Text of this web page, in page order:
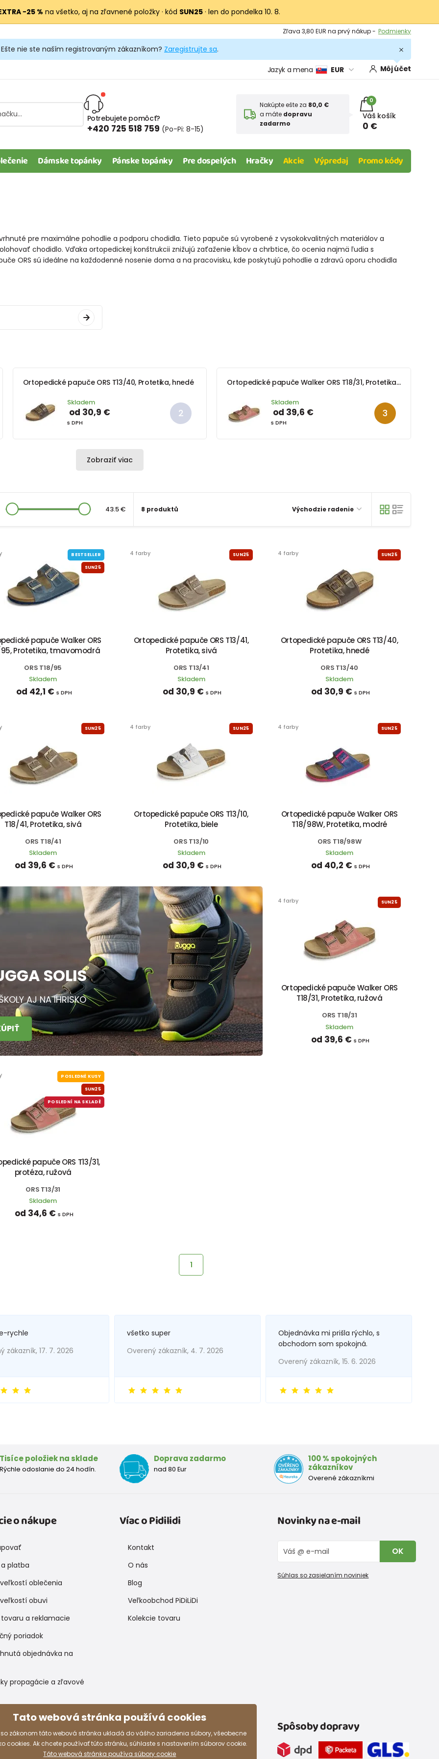
−25 % na všetko, aj na zľavnené položky · kód SUN25 · len do pondelka 10. 8.
Výmena a vrátenie tovaru - Zobraziť
Podmienky
Ešte nie ste naším registrovaným zákazníkom? Zaregistrujte sa.
Jazyk a mena EUR Môj účet
Potrebujete pomôcť?
+420 725 518 759 (Po-Pi: 8-15)
Nakúpte ešte za 80,0 €
a máte dopravu
zadarmo
0
Váš košík
0 €
Dámske topánky Pánske topánky Pre dospelých Hračky Akcie Výpredaj Promo kódy
pre maximálne pohodlie a podporu chodidla. Tieto papuče sú vyrobené z vysokokvalitných materiálov a
chodidlo. Vďaka ortopedickej konštrukcii znižujú zaťaženie kĺbov a chrbtice, čo ocenia najmä ľudia s
ORS sú ideálne na každodenné nosenie doma a na pracovisku, kde poskytujú pohodlie a zdravú oporu chodidla
Ortopedické papuče ORS T13/40, Protetika, hnedé
Skladem
od 30,9 €
s DPH
Ortopedické papuče Walker ORS T18/31, Protetika, ružová
Skladem
od 39,6 €
s DPH
Zobraziť viac
8 produktů Východzie radenie
43.5 €
BESTSELLER
SUN25
papuče Walker ORS
95, Protetika, tmavomodrá
ORS T18/95
Skladem
od 42,1 € s DPH
4 farby SUN25
Ortopedické papuče ORS T13/41,
Protetika, sivá
ORS T13/41
Skladem
od 30,9 € s DPH
4 farby SUN25
Ortopedické papuče ORS T13/40,
Protetika, hnedé
ORS T13/40
Skladem
od 30,9 € s DPH
SUN25
papuče Walker ORS
T18/41, Protetika, sivá
ORS T18/41
Skladem
od 39,6 € s DPH
4 farby SUN25
Ortopedické papuče ORS T13/10,
Protetika, biele
ORS T13/10
Skladem
od 30,9 € s DPH
4 farby SUN25
Ortopedické papuče Walker ORS
T18/98W, Protetika, modré
ORS T18/98W
Skladem
od 40,2 € s DPH
SOLIS
AJ NA IHRISKO
4 farby SUN25
Ortopedické papuče Walker ORS
T18/31, Protetika, ružová
ORS T18/31
Skladem
od 39,6 € s DPH
POSLEDNÉ KUSY
SUN25
POSLEDNÍ NA SKLADĚ
papuče ORS T13/31,
protéza, ružová
ORS T13/31
Skladem
od 34,6 € s DPH
1
rychle
zákazník, 17. 7. 2026
všetko super
Overený zákazník, 4. 7. 2026
Objednávka mi prišla rýchlo, s
obchodom som spokojná.
Overený zákazník, 15. 6. 2026
položiek na sklade
odoslanie do 24 hodín.
Doprava zadarmo
nad 80 Eur
100 % spokojných
zákazníkov
Overené zákazníkmi
o nákupe
platba
oblečenia
obuvi
a reklamacie
poriadok
objednávka na
propagácie a zľavové
Víac o Pidilidi
Kontakt
O nás
Blog
Veľkoobchod PiDiLiDi
Kolekcie tovaru
Novinky na e-mail
OK
Súhlas so zasielaním noviniek
Spôsoby platby Spôsoby dopravy
Tato webová stránka používá cookies
zákonom táto webová stránka ukladá do vášho zariadenia súbory, všeobecne
cookies. Ak chcete používať túto stránku, súhlaste s nastavením súborov cookie.
Táto webová stránka používa súbory cookie